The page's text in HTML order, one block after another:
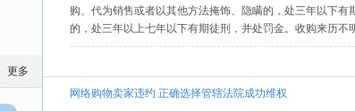
购、代为销售或者以其他方法掩饰、隐瞒的，处三年以下
的，处三年以上七年以下有期徒刑，并处罚金。收购来历不
网络购物卖家违约 正确选择管辖法院成功维权
更多